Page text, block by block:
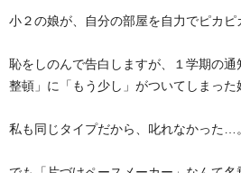
リ
舎
小２の娘が、自分の部屋を自力でピカピ
恥をしのんで告白しますが、１学期の
整頓」に「もう少し」がついてしまった
私も同じタイプだから、叱れなかった…。